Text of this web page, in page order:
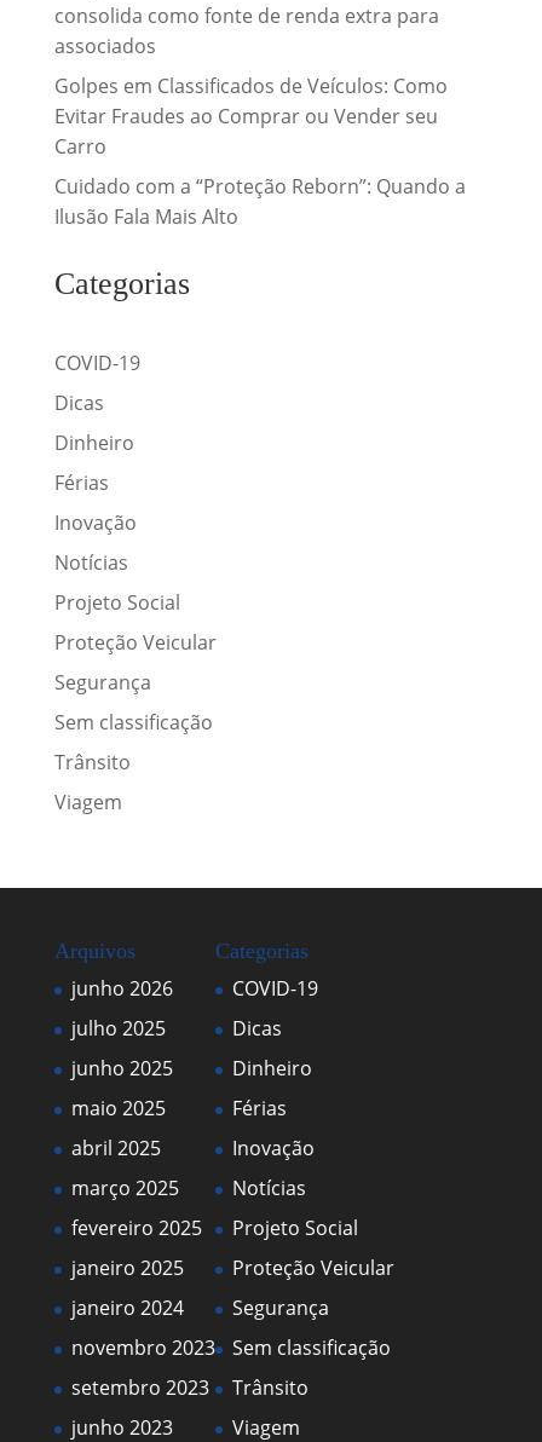
consolida como fonte de renda extra para
associados
Golpes em Classificados de Veículos: Como
Evitar Fraudes ao Comprar ou Vender seu
Carro
Cuidado com a “Proteção Reborn”: Quando a
Ilusão Fala Mais Alto
Categorias
COVID-19
Dicas
Dinheiro
Férias
Inovação
Notícias
Projeto Social
Proteção Veicular
Segurança
Sem classificação
Trânsito
Viagem
Arquivos
junho 2026
julho 2025
junho 2025
maio 2025
abril 2025
março 2025
fevereiro 2025
janeiro 2025
janeiro 2024
novembro 2023
setembro 2023
junho 2023
Categorias
COVID-19
Dicas
Dinheiro
Férias
Inovação
Notícias
Projeto Social
Proteção Veicular
Segurança
Sem classificação
Trânsito
Viagem